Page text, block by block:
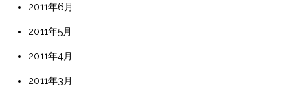
2011年6月
2011年5月
2011年4月
2011年3月